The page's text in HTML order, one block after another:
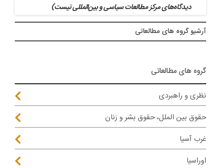
دیدگاه‌های مرکز مطالعات سیاسی و بین‌المللی نیست)
آرشيو گروه های مطالعاتی
گروه های مطالعاتی
نظری و راهبردی
حقوق بین الملل، حقوق بشر و زنان
غرب آسیا
اوراسیا